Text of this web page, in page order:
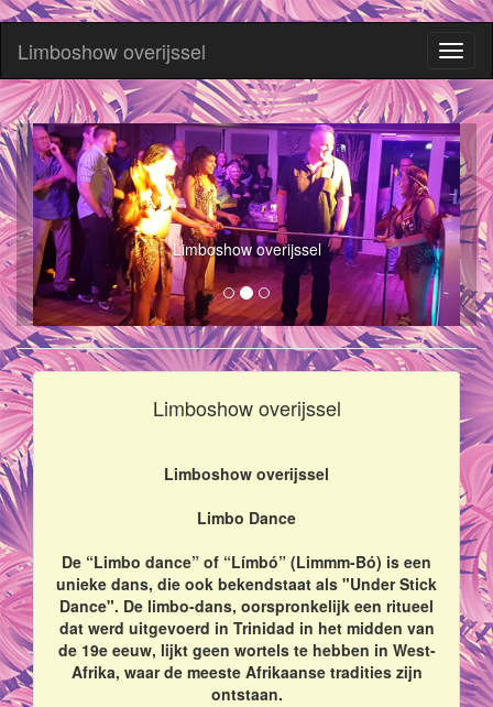
Limboshow overijssel
Limboshow overijssel
Limboshow overijssel
Limboshow overijssel
Limbo Dance
De “Limbo dance” of “Límbó” (Limmm-Bó) is een
unieke dans, die ook bekendstaat als "Under Stick
Dance". De limbo-dans, oorspronkelijk een ritueel
dat werd uitgevoerd in Trinidad in het midden van
de 19e eeuw, lijkt geen wortels te hebben in West-
Afrika, waar de meeste Afrikaanse tradities zijn
ontstaan.